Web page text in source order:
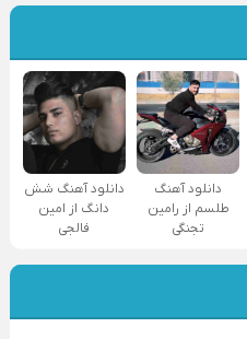
دانلود آهنگ
طلسم از رامین
تجنگی
دانلود آهنگ شش
دانگ از امین
فالجی